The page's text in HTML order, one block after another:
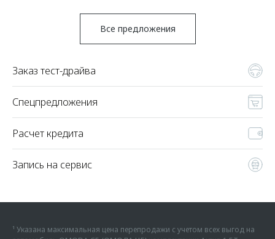
Все предложения
Заказ тест-драйва
Спецпредложения
Расчет кредита
Запись на сервис
¹ Указана максимальная цена перепродажи с учетом всех выгод на